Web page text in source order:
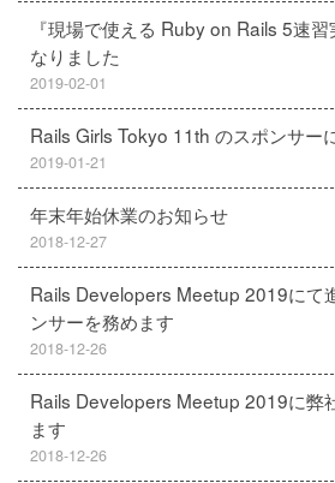
『現場で使える Ruby on Rails 5速
なりました
2019-02-01
Rails Girls Tokyo 11th のスポンサー
2019-01-21
年末年始休業のお知らせ
2018-12-27
Rails Developers Meetup 2019にて
ンサーを務めます
2018-12-26
Rails Developers Meetup 2019に弊
ます
2018-12-26